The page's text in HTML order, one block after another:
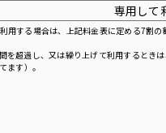
専用して
する場合は、上記料金表に定める7割の
超過し、又は繰り上げて利用するとき
ます）。